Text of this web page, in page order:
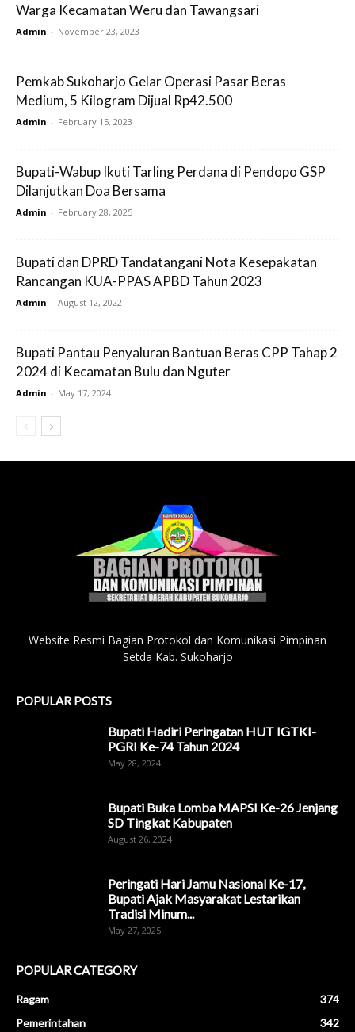
Warga Kecamatan Weru dan Tawangsari
Admin - November 23, 2023
Pemkab Sukoharjo Gelar Operasi Pasar Beras
Medium, 5 Kilogram Dijual Rp42.500
Admin - February 15, 2023
Bupati-Wabup Ikuti Tarling Perdana di Pendopo GSP
Dilanjutkan Doa Bersama
Admin - February 28, 2025
Bupati dan DPRD Tandatangani Nota Kesepakatan
Rancangan KUA-PPAS APBD Tahun 2023
Admin - August 12, 2022
Bupati Pantau Penyaluran Bantuan Beras CPP Tahap 2
2024 di Kecamatan Bulu dan Nguter
Admin - May 17, 2024
Website Resmi Bagian Protokol dan Komunikasi Pimpinan
Setda Kab. Sukoharjo
POPULAR POSTS
Bupati Hadiri Peringatan HUT IGTKI-
PGRI Ke-74 Tahun 2024
May 28, 2024
Bupati Buka Lomba MAPSI Ke-26 Jenjang
SD Tingkat Kabupaten
August 26, 2024
Peringati Hari Jamu Nasional Ke-17,
Bupati Ajak Masyarakat Lestarikan
Tradisi Minum...
May 27, 2025
POPULAR CATEGORY
Ragam
374
Pemerintahan
342